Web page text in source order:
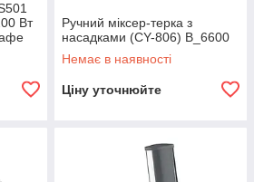
Вт
Ручний міксер-терка з
насадками (CY-806) B_6600
Немає в наявності
Ціну уточнюйте